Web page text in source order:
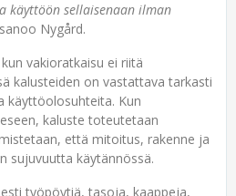
käyttöön sellaisenaan ilman
Nygård.
vakioratkaisu ei riitä
kalusteiden on vastattava tarkasti
käyttöolosuhteita. Kun
kaluste toteutetaan
että mitoitus, rakenne ja
sujuvuutta käytännössä.
työpöytiä, tasoja, kaappeja,